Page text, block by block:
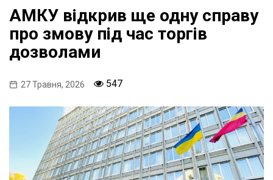
АМКУ відкрив ще одну справу
про змову під час торгів
дозволами
27 Травня, 2026 547